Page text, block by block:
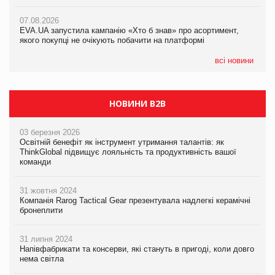
07.08.2026
EVA.UA запустила кампанію «Хто б знав» про асортимент,
якого покупці не очікують побачити на платформі
всі новини
05.08.2026
Мережа супермаркетів VARUS купує мережу магазинів
НОВИНИ B2B
03 березня 2026
Освітній бенефіт як інструмент утримання талантів: як
ThinkGlobal підвищує лояльність та продуктивність вашої
команди
31 жовтня 2024
Компанія Rarog Tactical Gear презентувала надлегкі керамічні
бронеплити
31 липня 2024
Напівфабрикати та консерви, які стануть в пригоді, коли довго
нема світла